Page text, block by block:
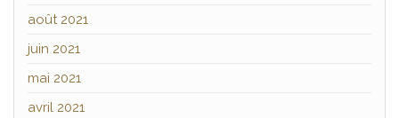
août 2021
juin 2021
mai 2021
avril 2021